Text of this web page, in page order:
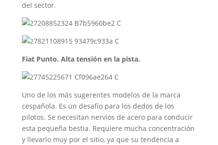
del sector.
Fiat Punto. Alta tensión en la pista.
Uno de los más sugerentes modelos de la marca
cespañola. Es un desafío para los dedos de los
pilotos. Se necesitan nervios de acero para conducir
esta pequeña bestia. Requiere mucha concentración
y llevarlo muy por el sitio, ya que su tendencia a